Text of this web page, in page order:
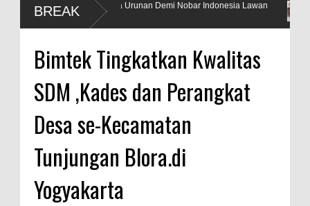
BREAK
Taruna Urunan Demi Nobar Indonesia Lawan
PT. Harmoni Dua
Bimtek Tingkatkan Kwalitas
SDM ,Kades dan Perangkat
Desa se-Kecamatan
Tunjungan Blora.di
Yogyakarta